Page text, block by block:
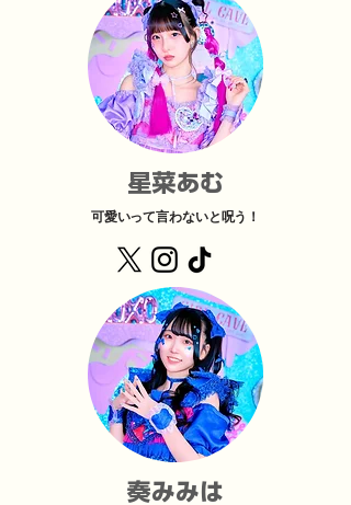
星菜あむ
可愛いって言わないと呪う！
奏みみは